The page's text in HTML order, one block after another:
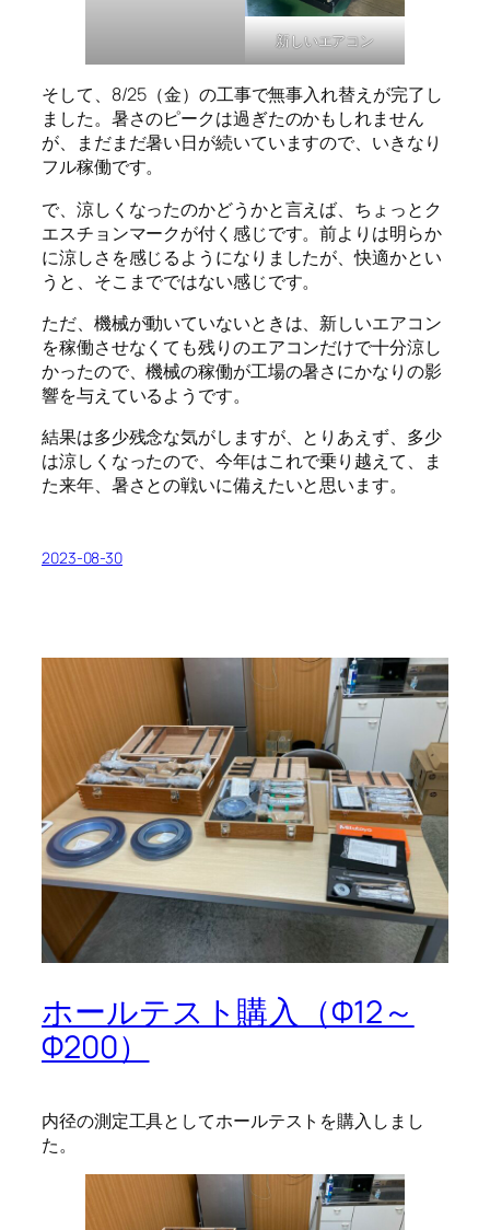
新しいエアコン
そして、8/25（金）の工事で無事入れ替えが完了し
ました。暑さのピークは過ぎたのかもしれません
が、まだまだ暑い日が続いていますので、いきなり
フル稼働です。
で、涼しくなったのかどうかと言えば、ちょっとク
エスチョンマークが付く感じです。前よりは明らか
に涼しさを感じるようになりましたが、快適かとい
うと、そこまでではない感じです。
ただ、機械が動いていないときは、新しいエアコン
を稼働させなくても残りのエアコンだけで十分涼し
かったので、機械の稼働が工場の暑さにかなりの影
響を与えているようです。
結果は多少残念な気がしますが、とりあえず、多少
は涼しくなったので、今年はこれで乗り越えて、ま
た来年、暑さとの戦いに備えたいと思います。
2023-08-30
ホールテスト購入（Φ12～
Φ200）
内径の測定工具としてホールテストを購入しまし
た。